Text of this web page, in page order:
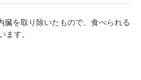
を取り除いたもので、食べられる
す。